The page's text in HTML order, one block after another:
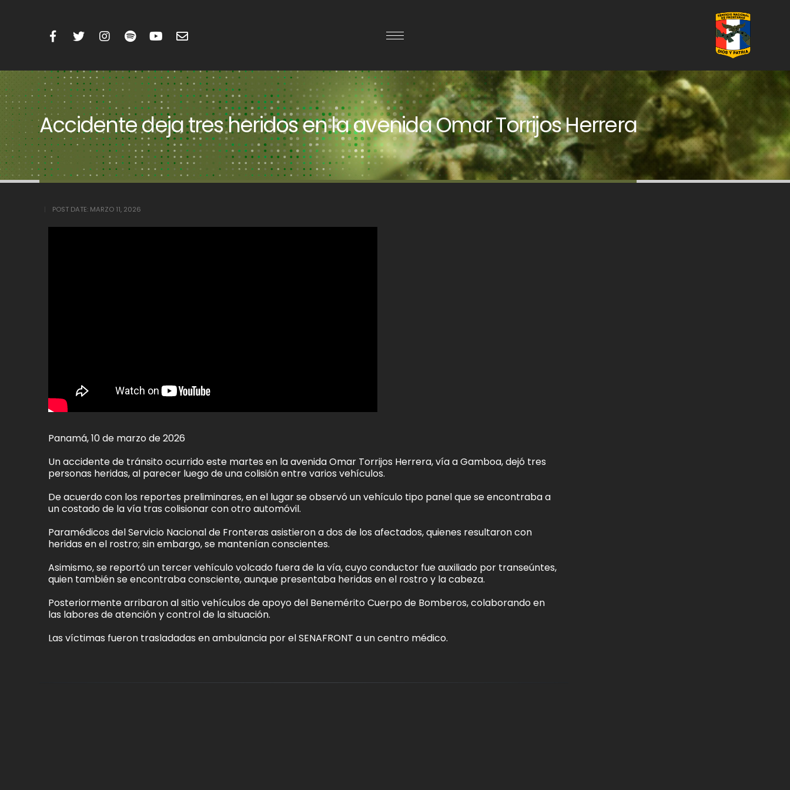
Accidente deja tres heridos en la avenida Omar Torrijos Herrera
POST DATE: MARZO 11, 2026
Panamá, 10 de marzo de 2026
Un accidente de tránsito ocurrido este martes en la avenida Omar Torrijos Herrera, vía a Gamboa, dejó tres
personas heridas, al parecer luego de una colisión entre varios vehículos.
De acuerdo con los reportes preliminares, en el lugar se observó un vehículo tipo panel que se encontraba a
un costado de la vía tras colisionar con otro automóvil.
Paramédicos del Servicio Nacional de Fronteras asistieron a dos de los afectados, quienes resultaron con
heridas en el rostro; sin embargo, se mantenían conscientes.
Asimismo, se reportó un tercer vehículo volcado fuera de la vía, cuyo conductor fue auxiliado por transeúntes,
quien también se encontraba consciente, aunque presentaba heridas en el rostro y la cabeza.
Posteriormente arribaron al sitio vehículos de apoyo del Benemérito Cuerpo de Bomberos, colaborando en
las labores de atención y control de la situación.
Las víctimas fueron trasladadas en ambulancia por el SENAFRONT a un centro médico.